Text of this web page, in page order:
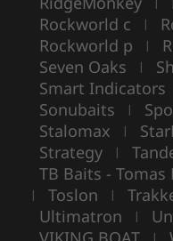
Rockworld c |
Rockworld p |
Seven Oaks |
Smart Indicators
Sonubaits |
Stalomax |
Strategy |
TB Baits - Tomas
| Toslon |
Ultimatron |
|